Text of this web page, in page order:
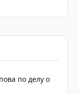
по делу о